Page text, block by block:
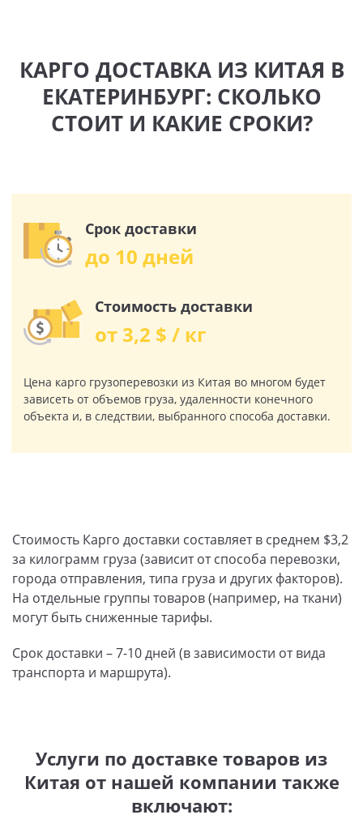
КАРГО ДОСТАВКА ИЗ КИТАЯ В
ЕКАТЕРИНБУРГ: СКОЛЬКО
СТОИТ И КАКИЕ СРОКИ?
Срок доставки
до 10 дней
Стоимость доставки
от 3,2 $ / кг
Цена карго грузоперевозки из Китая во многом будет
зависеть от объемов груза, удаленности конечного
объекта и, в следствии, выбранного способа доставки.
Стоимость Карго доставки составляет в среднем $3,2
за килограмм груза (зависит от способа перевозки,
города отправления, типа груза и других факторов).
На отдельные группы товаров (например, на ткани)
могут быть сниженные тарифы.
Срок доставки – 7-10 дней (в зависимости от вида
транспорта и маршрута).
Услуги по доставке товаров из
Китая от нашей компании также
включают: